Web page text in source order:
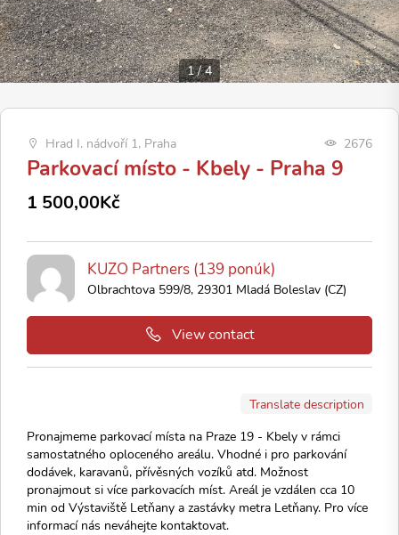
1/4
Hrad I. nádvoří 1, Praha 2676
Parkovací místo - Kbely - Praha 9
1 500,00Kč
KUZO Partners (139 ponúk)
Olbrachtova 599/8, 29301 Mladá Boleslav (CZ)
View contact
Translate description
Pronajmeme parkovací místa na Praze 19 - Kbely v rámci
samostatného oploceného areálu. Vhodné i pro parkování
dodávek, karavanů, přívěsných vozíků atd. Možnost
pronajmout si více parkovacích míst. Areál je vzdálen cca 10
min od Výstaviště Letňany a zastávky metra Letňany. Pro více
informací nás neváhejte kontaktovat.